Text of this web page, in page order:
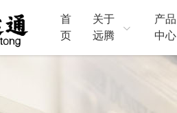
首
页
关于
远腾
产品
中心